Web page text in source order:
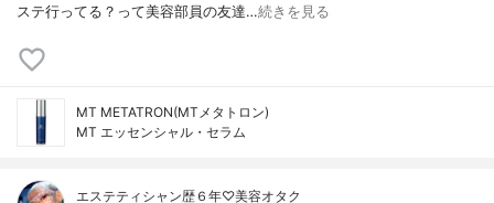
ステ行ってる？って美容部員の友達…続きを見る
MT METATRON(MTメタトロン)
MT エッセンシャル・セラム
エステティシャン歴６年♡美容オタク